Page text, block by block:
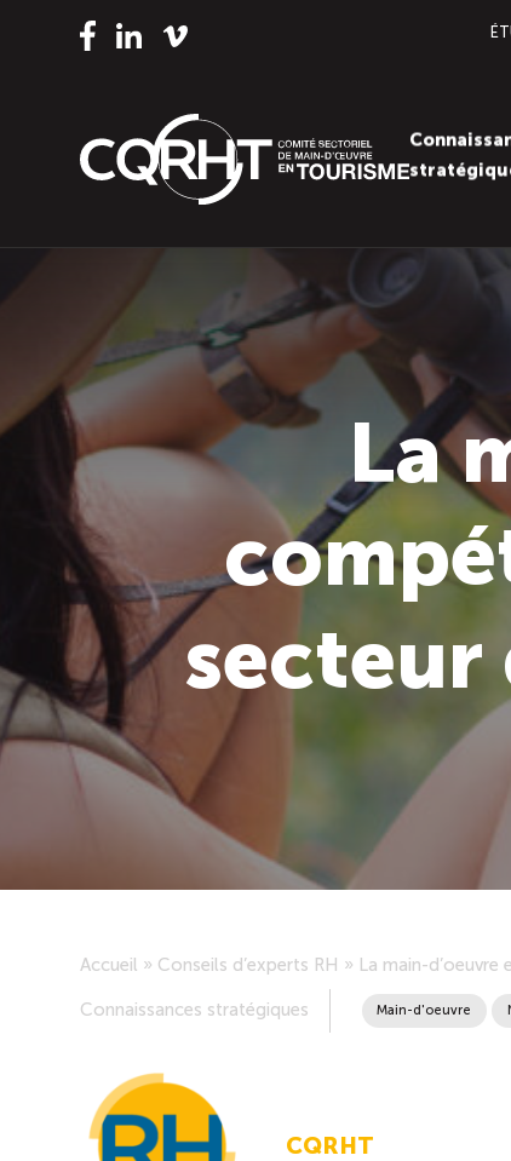
La
secteur
Accueil » Conseils d’experts RH » La main-
Connaissances stratégiques Main-d'oeuvre
CQRHT